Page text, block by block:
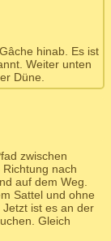
hinab. Es ist
Weiter unten
Düne.
zwischen
nach
auf dem Weg.
Sattel und ohne
ist es an der
Gleich